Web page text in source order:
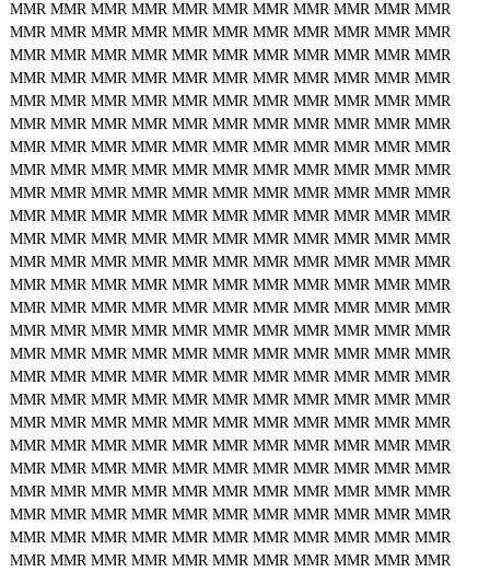
MMR MMR MMR MMR MMR MMR MMR MMR MMR MMR MMR
MMR MMR MMR MMR MMR MMR MMR MMR MMR MMR MMR
MMR MMR MMR MMR MMR MMR MMR MMR MMR MMR MMR
MMR MMR MMR MMR MMR MMR MMR MMR MMR MMR MMR
MMR MMR MMR MMR MMR MMR MMR MMR MMR MMR MMR
MMR MMR MMR MMR MMR MMR MMR MMR MMR MMR MMR
MMR MMR MMR MMR MMR MMR MMR MMR MMR MMR MMR
MMR MMR MMR MMR MMR MMR MMR MMR MMR MMR MMR
MMR MMR MMR MMR MMR MMR MMR MMR MMR MMR MMR
MMR MMR MMR MMR MMR MMR MMR MMR MMR MMR MMR
MMR MMR MMR MMR MMR MMR MMR MMR MMR MMR MMR
MMR MMR MMR MMR MMR MMR MMR MMR MMR MMR MMR
MMR MMR MMR MMR MMR MMR MMR MMR MMR MMR MMR
MMR MMR MMR MMR MMR MMR MMR MMR MMR MMR MMR
MMR MMR MMR MMR MMR MMR MMR MMR MMR MMR MMR
MMR MMR MMR MMR MMR MMR MMR MMR MMR MMR MMR
MMR MMR MMR MMR MMR MMR MMR MMR MMR MMR MMR
MMR MMR MMR MMR MMR MMR MMR MMR MMR MMR MMR
MMR MMR MMR MMR MMR MMR MMR MMR MMR MMR MMR
MMR MMR MMR MMR MMR MMR MMR MMR MMR MMR MMR
MMR MMR MMR MMR MMR MMR MMR MMR MMR MMR MMR
MMR MMR MMR MMR MMR MMR MMR MMR MMR MMR MMR
MMR MMR MMR MMR MMR MMR MMR MMR MMR MMR MMR
MMR MMR MMR MMR MMR MMR MMR MMR MMR MMR MMR
MMR MMR MMR MMR MMR MMR MMR MMR MMR MMR MMR